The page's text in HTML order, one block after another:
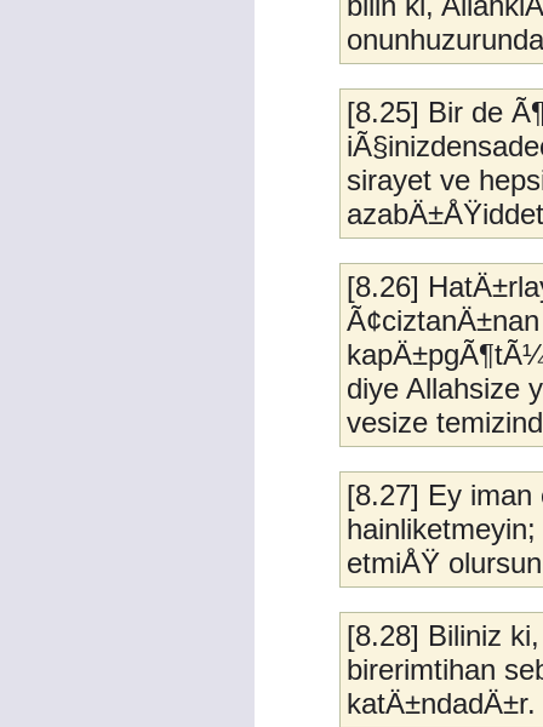
[8.25] Bir de
sirayet ve
[8.26]
diye Allahsize
vesize
[8.27] Ey iman
etmiÅŸ
[8.28] Biliniz
birerimtihan
katÄ±ndadÄ±r.